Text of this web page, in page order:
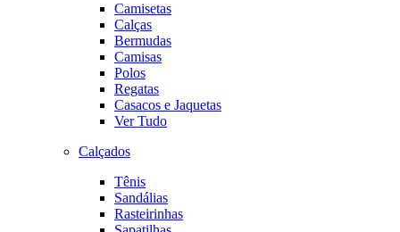
Camisetas
Calças
Bermudas
Camisas
Polos
Regatas
Casacos e Jaquetas
Ver Tudo
Calçados
Tênis
Sandálias
Rasteirinhas